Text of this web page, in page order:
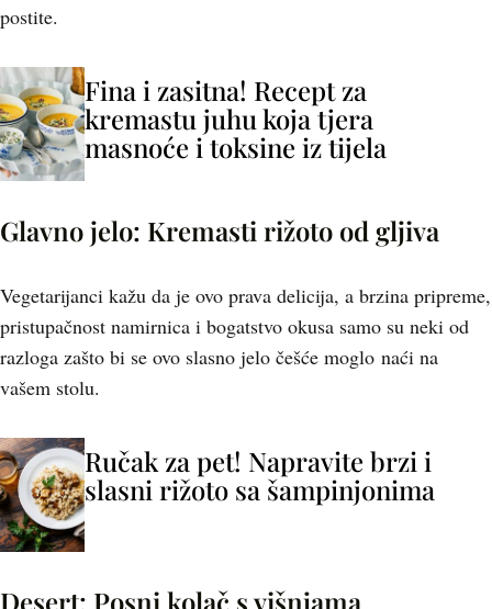
postite.
Fina i zasitna! Recept za
kremastu juhu koja tjera
masnoće i toksine iz tijela
Glavno jelo: Kremasti rižoto od gljiva
Vegetarijanci kažu da je ovo prava delicija, a brzina pripreme,
pristupačnost namirnica i bogatstvo okusa samo su neki od
razloga zašto bi se ovo slasno jelo češće moglo naći na
vašem stolu.
Ručak za pet! Napravite brzi i
slasni rižoto sa šampinjonima
Desert: Posni kolač s višnjama